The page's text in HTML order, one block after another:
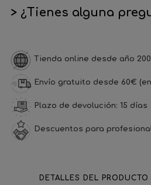
> ¿Tienes alguna
Tienda online desde año
Envío gratuito desde 60€
Plazo de devolución: 15 días
Descuentos para
DETALLES DEL PRODUCTO